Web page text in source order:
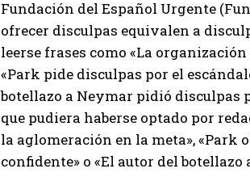
Fundación del Español Urgente
ofrecer disculpas equivalen a
leerse frases como «La
«Park pide disculpas por el
botellazo a Neymar pidió disculpas
que pudiera haberse optado por
la aglomeración en la meta», «Park
confidente» o «El autor del